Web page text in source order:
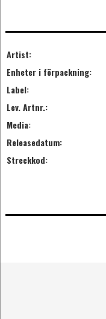
Artist:
Enheter i förpackning:
Label:
Lev. Artnr.:
Media:
Releasedatum:
Streckkod: